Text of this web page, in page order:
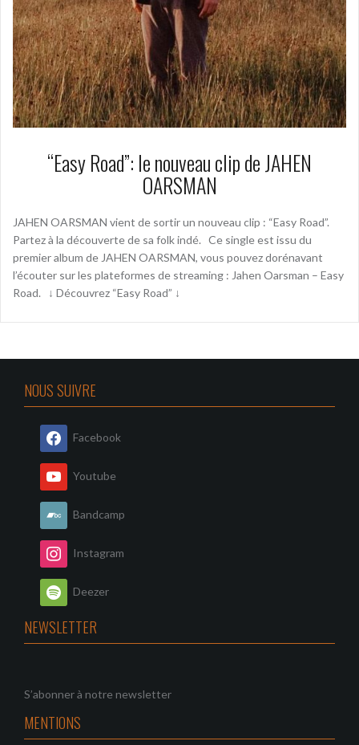
“Easy Road”: le nouveau clip de JAHEN
OARSMAN
JAHEN OARSMAN vient de sortir un nouveau clip : “Easy Road”.
Partez à la découverte de sa folk indé. Ce single est issu du
premier album de JAHEN OARSMAN, vous pouvez dorénavant
l’écouter sur les plateformes de streaming : Jahen Oarsman – Easy
Road. ↓ Découvrez “Easy Road” ↓
NOUS SUIVRE
Facebook
Youtube
Bandcamp
Instagram
Deezer
NEWSLETTER
S’abonner à notre newsletter
MENTIONS